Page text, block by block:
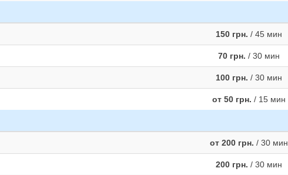
150 грн. / 45 мин
70 грн. / 30 мин
100 грн. / 30 мин
от 50 грн. / 15 мин
от 200 грн. / 30 мин
200 грн. / 30 мин